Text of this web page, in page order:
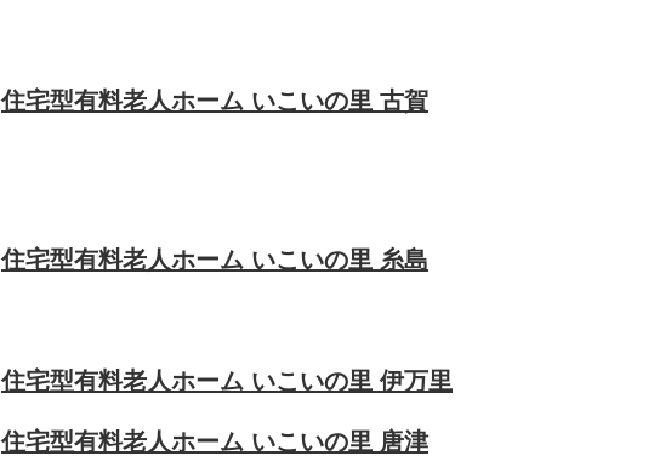
住宅型有料老人ホーム いこいの里 古賀
住宅型有料老人ホーム いこいの里 糸島
住宅型有料老人ホーム いこいの里 伊万里
住宅型有料老人ホーム いこいの里 唐津